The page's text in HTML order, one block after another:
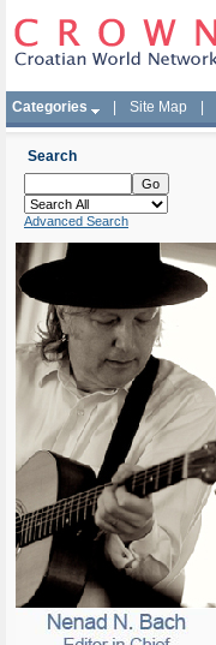
Categories Site Map
Search
Advanced Search